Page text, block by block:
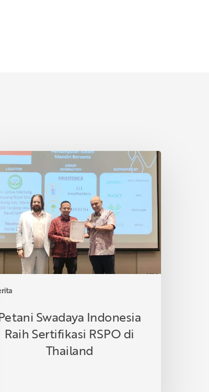
Swadaya Indonesia
Raih Sertifikasi RSPO di
Thailand